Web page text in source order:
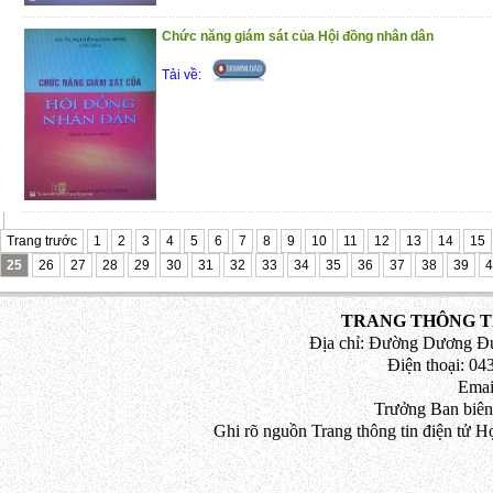
Chức năng giám sát của Hội đồng nhân dân
Tải về:
Trang trước 1 2 3 4 5 6 7 8 9 10 11 12 13 14
15
25
26 27 28 29 30 31 32 33 34 35 36 37 38 39
TRANG THÔNG
Địa chỉ: Đường Dương
Điện thoại:
Trưởng Ban
Ghi rõ nguồn Trang thông tin điện tử